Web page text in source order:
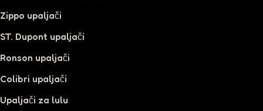
Zippo upaljači
ST. Dupont upaljači
Ronson upaljači
Colibri upaljači
Upaljači za lulu